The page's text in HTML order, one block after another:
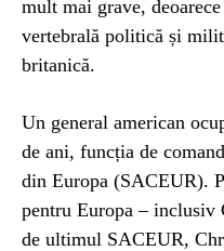
mult mai grave,
vertebrală politică și
britanică.
Un general american
de ani, funcția de
din Europa (SACEUR).
pentru Europa – inclusiv
de ultimul SACEUR,